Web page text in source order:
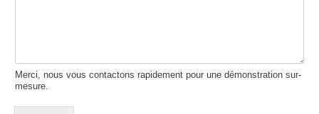
Merci, nous vous contactons rapidement pour une démonstration sur-
mesure.